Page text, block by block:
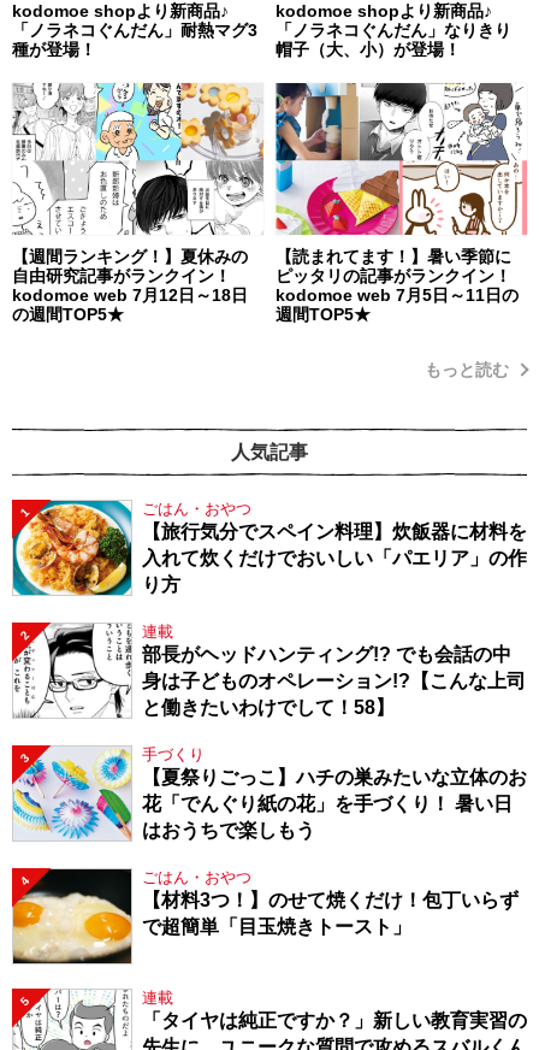
kodomoe shopより新商品♪
「ノラネコぐんだん」耐熱マグ3
種が登場！
kodomoe shopより新商品♪
「ノラネコぐんだん」なりきり
帽子（大、小）が登場！
【週間ランキング！】夏休みの
自由研究記事がランクイン！
kodomoe web 7月12日～18日
の週間TOP5★
【読まれてます！】暑い季節に
ピッタリの記事がランクイン！
kodomoe web 7月5日～11日の
週間TOP5★
もっと読む
人気記事
1 ごはん・おやつ
【旅行気分でスペイン料理】炊飯器に材料を
入れて炊くだけでおいしい「パエリア」の作
り方
2 連載
部長がヘッドハンティング!? でも会話の中
身は子どものオペレーション!?【こんな上司
と働きたいわけでして！58】
3 手づくり
【夏祭りごっこ】ハチの巣みたいな立体のお
花「でんぐり紙の花」を手づくり！ 暑い日
はおうちで楽しもう
4 ごはん・おやつ
【材料3つ！】のせて焼くだけ！包丁いらず
で超簡単「目玉焼きトースト」
5 連載
「タイヤは純正ですか？」新しい教育実習の